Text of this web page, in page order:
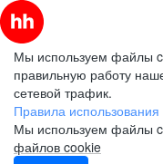
Мы используем файлы
правильную работу
сетевой трафик.
Правила
Мы используем файлы
файлов cookie